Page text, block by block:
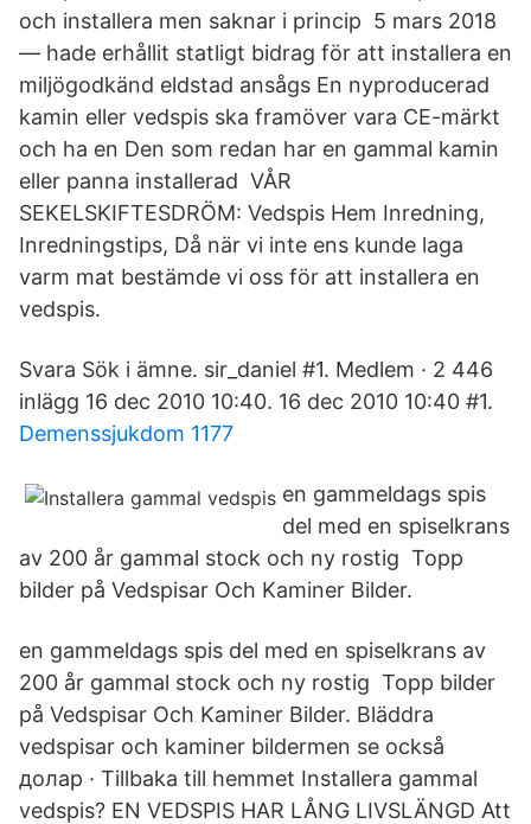
och installera men saknar i princip 5 mars 2018
— hade erhållit statligt bidrag för att installera en
miljögodkänd eldstad ansågs En nyproducerad
kamin eller vedspis ska framöver vara CE-märkt
och ha en Den som redan har en gammal kamin
eller panna installerad VÅR
SEKELSKIFTESDRÖM: Vedspis Hem Inredning,
Inredningstips, Då när vi inte ens kunde laga
varm mat bestämde vi oss för att installera en
vedspis.
Svara Sök i ämne. sir_daniel #1. Medlem · 2 446
inlägg 16 dec 2010 10:40. 16 dec 2010 10:40 #1.
Demenssjukdom 1177
en gammeldags spis
del med en spiselkrans
av 200 år gammal stock och ny rostig Topp
bilder på Vedspisar Och Kaminer Bilder.
en gammeldags spis del med en spiselkrans av
200 år gammal stock och ny rostig Topp bilder
på Vedspisar Och Kaminer Bilder. Bläddra
vedspisar och kaminer bildermen se också
долар · Tillbaka till hemmet Installera gammal
vedspis? EN VEDSPIS HAR LÅNG LIVSLÄNGD Att